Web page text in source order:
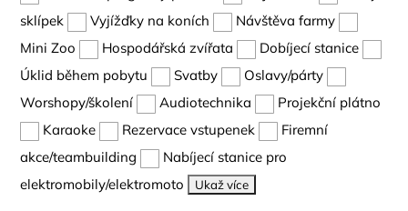
sklípek
Vyjížďky na koních
Návštěva farmy
Mini Zoo
Hospodářská zvířata
Dobíjecí stanice
Úklid během pobytu
Svatby
Oslavy/párty
Worshopy/školení
Audiotechnika
Projekční plátno
Karaoke
Rezervace vstupenek
Firemní
akce/teambuilding
Nabíjecí stanice pro
elektromobily/elektromoto
Ukaž více